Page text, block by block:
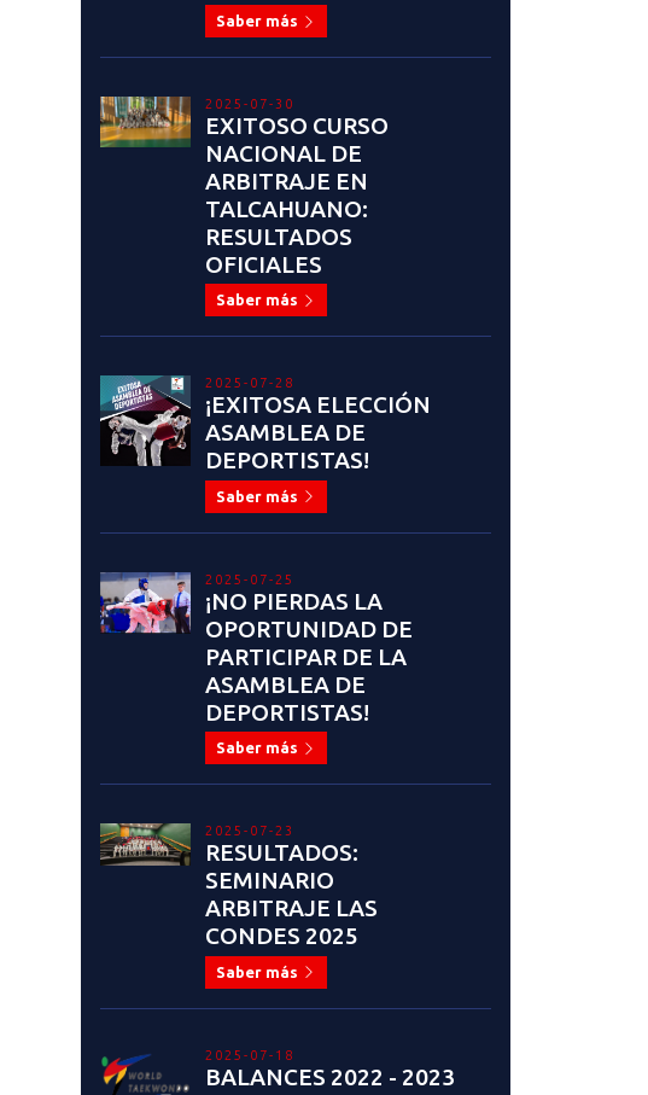
Saber más
2025-07-30
EXITOSO CURSO
NACIONAL DE
ARBITRAJE EN
TALCAHUANO:
RESULTADOS
OFICIALES
Saber más
2025-07-28
¡EXITOSA ELECCIÓN
ASAMBLEA DE
DEPORTISTAS!
Saber más
2025-07-25
¡NO PIERDAS LA
OPORTUNIDAD DE
PARTICIPAR DE LA
ASAMBLEA DE
DEPORTISTAS!
Saber más
2025-07-23
RESULTADOS:
SEMINARIO
ARBITRAJE LAS
CONDES 2025
Saber más
2025-07-18
BALANCES 2022 - 2023